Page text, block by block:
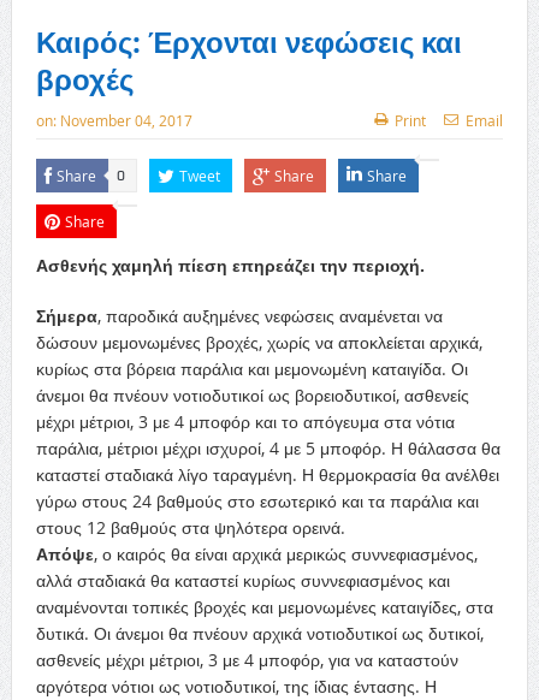
Καιρός: Έρχονται νεφώσεις και
βροχές
on: November 04, 2017 Print Email
Share 0 Tweet Share Share
Share
Ασθενής χαμηλή πίεση επηρεάζει την περιοχή.
Σήμερα, παροδικά αυξημένες νεφώσεις αναμένεται να
δώσουν μεμονωμένες βροχές, χωρίς να αποκλείεται αρχικά,
κυρίως στα βόρεια παράλια και μεμονωμένη καταιγίδα. Οι
άνεμοι θα πνέουν νοτιοδυτικοί ως βορειοδυτικοί, ασθενείς
μέχρι μέτριοι, 3 με 4 μποφόρ και το απόγευμα στα νότια
παράλια, μέτριοι μέχρι ισχυροί, 4 με 5 μποφόρ. Η θάλασσα θα
καταστεί σταδιακά λίγο ταραγμένη. Η θερμοκρασία θα ανέλθει
γύρω στους 24 βαθμούς στο εσωτερικό και τα παράλια και
στους 12 βαθμούς στα ψηλότερα ορεινά.
Απόψε, ο καιρός θα είναι αρχικά μερικώς συννεφιασμένος,
αλλά σταδιακά θα καταστεί κυρίως συννεφιασμένος και
αναμένονται τοπικές βροχές και μεμονωμένες καταιγίδες, στα
δυτικά. Οι άνεμοι θα πνέουν αρχικά νοτιοδυτικοί ως δυτικοί,
ασθενείς μέχρι μέτριοι, 3 με 4 μποφόρ, για να καταστούν
αργότερα νότιοι ως νοτιοδυτικοί, της ίδιας έντασης. Η